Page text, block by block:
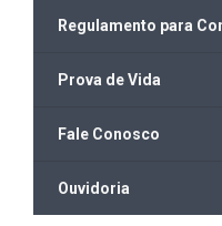
Regulamento para
Prova de Vida
Fale Conosco
Ouvidoria